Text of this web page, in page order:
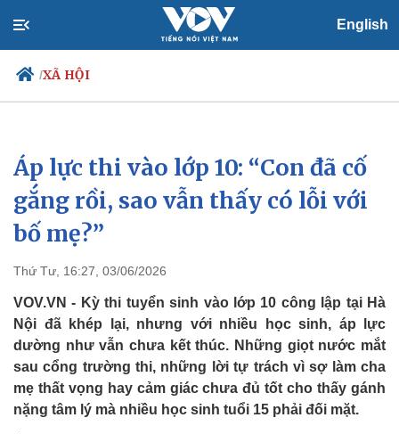
English
/XÃ HỘI
Chính trị
Đảng
Tổ chức nhân sự
Quốc hội
Nhận diện sự thật
Xã hội
Tin 24h
Dự báo thời tiết
Áp lực thi vào lớp 10: “Con đã cố
gắng rồi, sao vẫn thấy có lỗi với
bố mẹ?”
Thứ Tư, 16:27, 03/06/2026
VOV.VN - Kỳ thi tuyển sinh vào lớp 10 công lập tại Hà
Nội đã khép lại, nhưng với nhiều học sinh, áp lực
dường như vẫn chưa kết thúc. Những giọt nước mắt
sau cổng trường thi, những lời tự trách vì sợ làm cha
mẹ thất vọng hay cảm giác chưa đủ tốt cho thấy gánh
nặng tâm lý mà nhiều học sinh tuổi 15 phải đối mặt.